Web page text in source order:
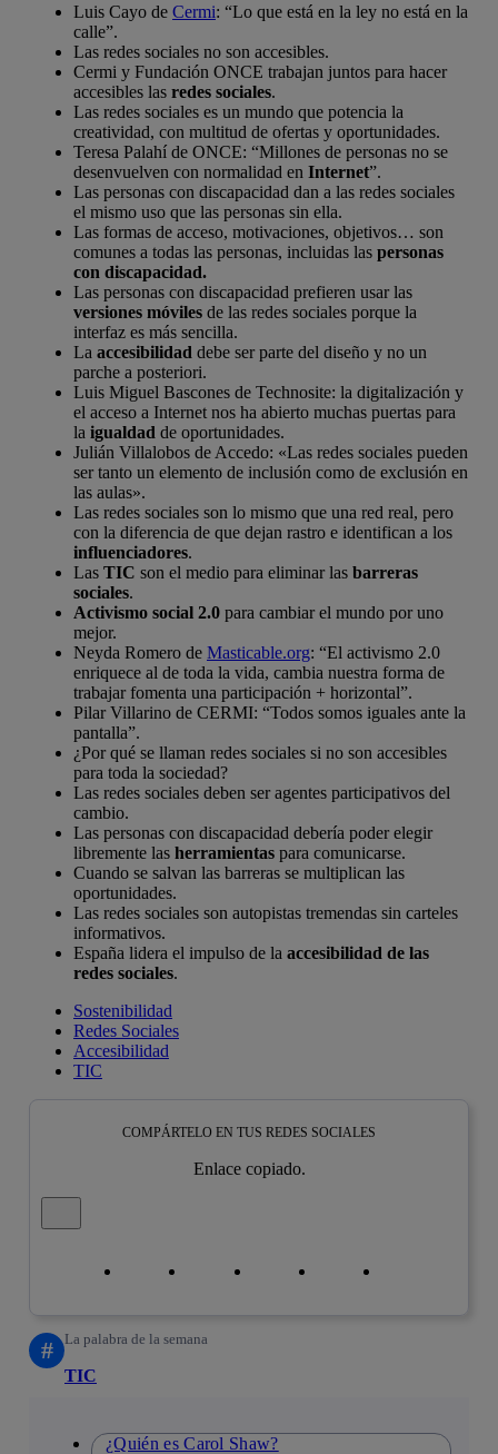
Luis Cayo de Cermi: “Lo que está en la ley no está en la
calle”.
Las redes sociales no son accesibles.
Cermi y Fundación ONCE trabajan juntos para hacer
accesibles las redes sociales.
Las redes sociales es un mundo que potencia la
creatividad, con multitud de ofertas y oportunidades.
Teresa Palahí de ONCE: “Millones de personas no se
desenvuelven con normalidad en Internet”.
Las personas con discapacidad dan a las redes sociales
el mismo uso que las personas sin ella.
Las formas de acceso, motivaciones, objetivos… son
comunes a todas las personas, incluidas las personas
con discapacidad.
Las personas con discapacidad prefieren usar las
versiones móviles de las redes sociales porque la
interfaz es más sencilla.
La accesibilidad debe ser parte del diseño y no un
parche a posteriori.
Luis Miguel Bascones de Technosite: la digitalización y
el acceso a Internet nos ha abierto muchas puertas para
la igualdad de oportunidades.
Julián Villalobos de Accedo: «Las redes sociales pueden
ser tanto un elemento de inclusión como de exclusión en
las aulas».
Las redes sociales son lo mismo que una red real, pero
con la diferencia de que dejan rastro e identifican a los
influenciadores.
Las TIC son el medio para eliminar las barreras
sociales.
Activismo social 2.0 para cambiar el mundo por uno
mejor.
Neyda Romero de Masticable.org: “El activismo 2.0
enriquece al de toda la vida, cambia nuestra forma de
trabajar fomenta una participación + horizontal”.
Pilar Villarino de CERMI: “Todos somos iguales ante la
pantalla”.
¿Por qué se llaman redes sociales si no son accesibles
para toda la sociedad?
Las redes sociales deben ser agentes participativos del
cambio.
Las personas con discapacidad debería poder elegir
libremente las herramientas para comunicarse.
Cuando se salvan las barreras se multiplican las
oportunidades.
Las redes sociales son autopistas tremendas sin carteles
informativos.
España lidera el impulso de la accesibilidad de las
redes sociales.
Sostenibilidad
Redes Sociales
Accesibilidad
TIC
COMPÁRTELO EN TUS REDES SOCIALES
Enlace copiado.
# La palabra de la semana
TIC
¿Quién es Carol Shaw?